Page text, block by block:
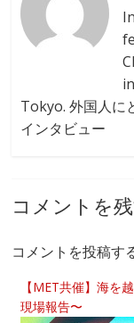
Tokyo. 外国人に
インタビュー
コメントを
コメントを投稿す
【MET共催】海を
現場報告〜